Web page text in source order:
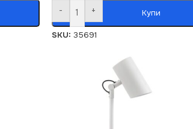
- + Купи
SKU: 35691